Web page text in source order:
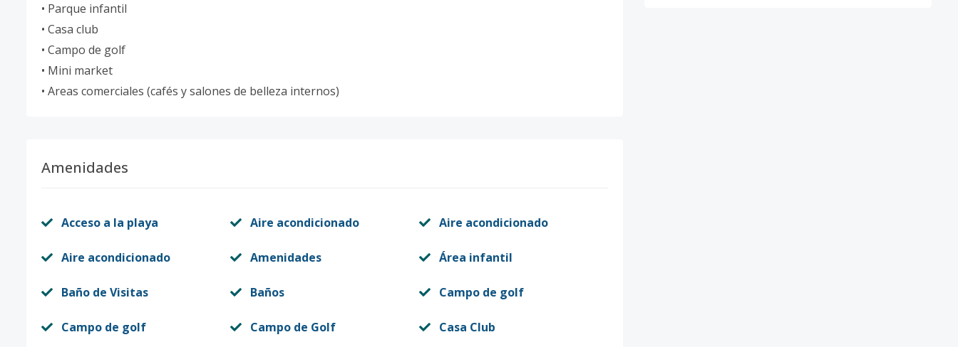
• Parque infantil
• Casa club
• Campo de golf
• Mini market
• Areas comerciales (cafés y salones de belleza internos)
Amenidades
Acceso a la playa Aire acondicionado Aire acondicionado
Aire acondicionado Amenidades Área infantil
Baño de Visitas Baños Campo de golf
Campo de golf Campo de Golf Casa Club